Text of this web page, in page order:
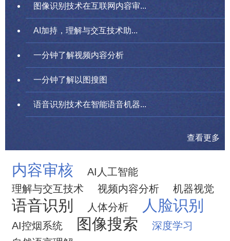
图像识别技术在互联网内容审...
AI加持，理解与交互技术助...
一分钟了解视频内容分析
一分钟了解以图搜图
语音识别技术在智能语音机器...
查看更多
内容审核
AI人工智能
理解与交互技术
视频内容分析 机器视觉
语音识别 人体分析 人脸识别
AI控烟系统 图像搜索
深度学习